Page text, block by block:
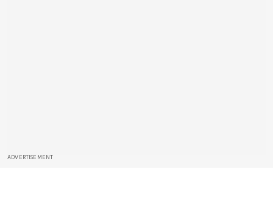
ADVERTISEMENT